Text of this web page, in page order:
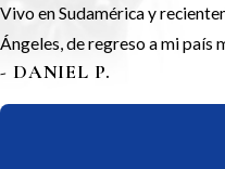
Vivo en Sudamérica y
Ángeles, de regreso a mi país
- DANIEL P.